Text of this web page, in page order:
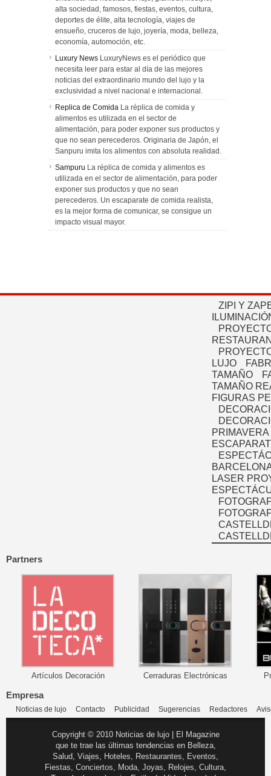
alta sociedad, famosos, fiestas, eventos, cultura,
deportes de élite, alta tecnología, viajes de
ensueño, cruceros de lujo, joyería, moda, belleza,
economía, automoción, etc.
Luxury News LuxuryNews es el periódico que
necesita leer para estar al día de las mejores
noticias del extraordinario mundo del lujo y la
exclusividad a nivel nacional e internacional.
Replica de Comida La réplica de comida y
alimentos es utilizada en el sector de
alimentación, para poder exponer sus productos y
que no sean perecederos. Originaria de Japón, el
Sanpuru imita los alimentos con absoluta realidad.
Sampuru La réplica de comida y alimentos es
utilizada en el sector de alimentación, para poder
exponer sus productos y que no sean
perecederos. Un escaparate de comida realista,
es la mejor forma de comunicar, se consigue un
impacto visual mayor.
ZIPI Y
LUJO
TAMAÑO
TAMAÑO
FIGURAS
PRIMAVERA
LASER
Partners
Artículos Decoración Cerraduras Electrónicas
Empresa
Noticias de lujo Contacto Publicidad Sugerencias Redactores
Copyright © 2010 Noticias de lujo | El Magazine
que te trae las últimas tendencias en Belleza,
Salud, Viajes, Hoteles, Restaurantes, Eventos,
Fiestas, Conciertos, Moda, Joyas, Relojes, Cultura,